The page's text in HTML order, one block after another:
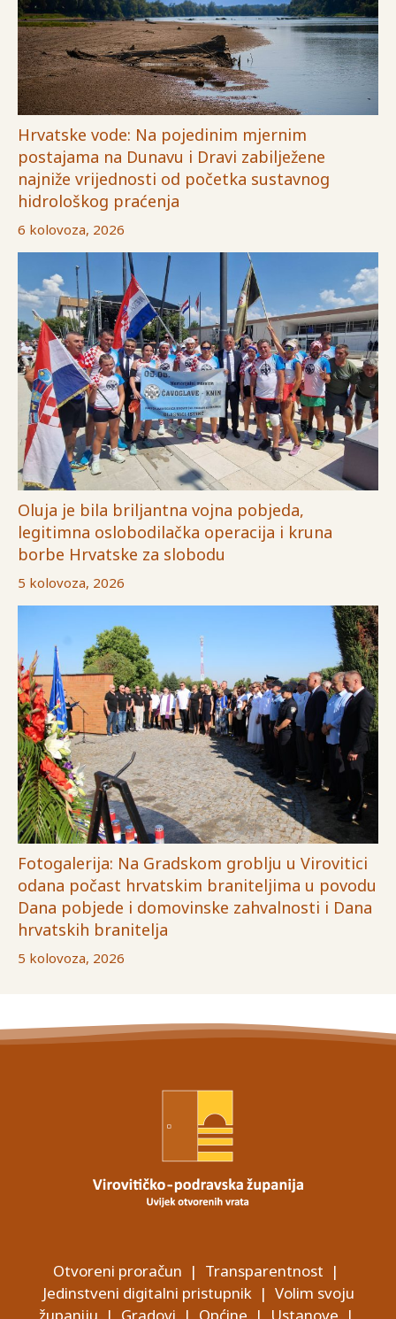
Hrvatske vode: Na pojedinim mjernim
postajama na Dunavu i Dravi zabilježene
najniže vrijednosti od početka sustavnog
hidrološkog praćenja
6 kolovoza, 2026
Oluja je bila briljantna vojna pobjeda,
legitimna oslobodilačka operacija i kruna
borbe Hrvatske za slobodu
5 kolovoza, 2026
Fotogalerija: Na Gradskom groblju u Virovitici
odana počast hrvatskim braniteljima u povodu
Dana pobjede i domovinske zahvalnosti i Dana
hrvatskih branitelja
5 kolovoza, 2026
Otvoreni proračun | Transparentnost |
Jedinstveni digitalni pristupnik| Volim svoju